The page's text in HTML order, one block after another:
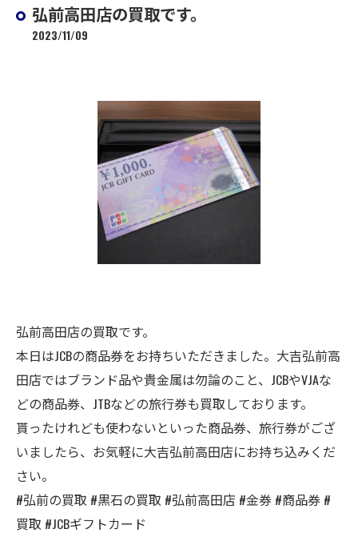
弘前高田店の買取です。
2023/11/09
弘前高田店の買取です。
本日はJCBの商品券をお持ちいただきました。大吉弘前高
田店ではブランド品や貴金属は勿論のこと、JCBやVJAな
どの商品券、JTBなどの旅行券も買取しております。
貰ったけれども使わないといった商品券、旅行券がござ
いましたら、お気軽に大吉弘前高田店にお持ち込みくだ
さい。
#弘前の買取 #黒石の買取 #弘前高田店 #金券 #商品券 #
買取 #JCBギフトカード